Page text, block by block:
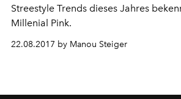
Streestyle Trends dieses Jahres
Millenial Pink.
22.08.2017 by Manou Steiger